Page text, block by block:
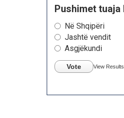
Pushimet tuaja
Në Shqipëri
Jashtë vendit
Asgjëkundi
Vote View Results